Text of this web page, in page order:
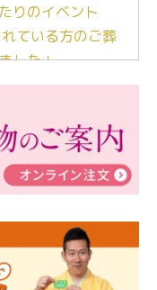
りのイベント
ている方のご葬
した！
「マンガで学
葬ハウス®町田成
！
災害の寄付のご報
告
さな家族葬ハウ
書いてみよう！